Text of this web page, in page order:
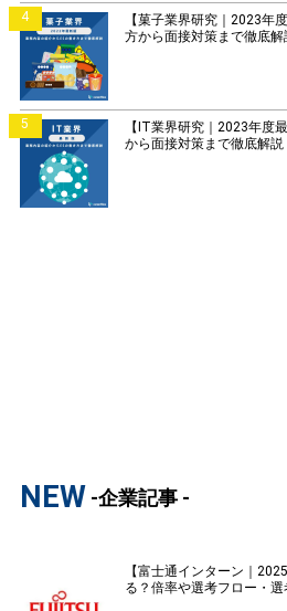
4
【菓子業界研究｜2023年
方から面接対策まで徹底解
5
【IT業界研究｜2023年度
から面接対策まで徹底解説
NEW -企業記事 -
【富士通インターン｜
る？倍率や選考フロー・